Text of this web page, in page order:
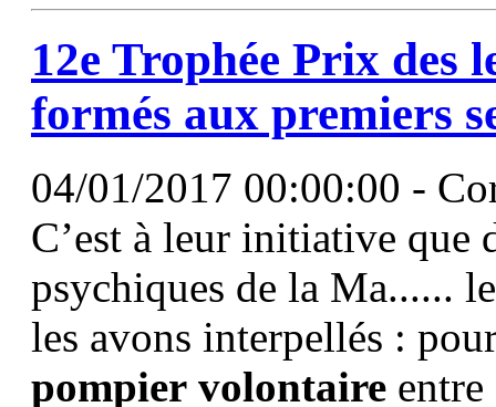
12e Trophée Prix des
formés aux premiers
04/01/2017 00:00:00 -
C’est à leur initiative que
psychiques de la Ma......
les avons interpellés :
pompier volontaire